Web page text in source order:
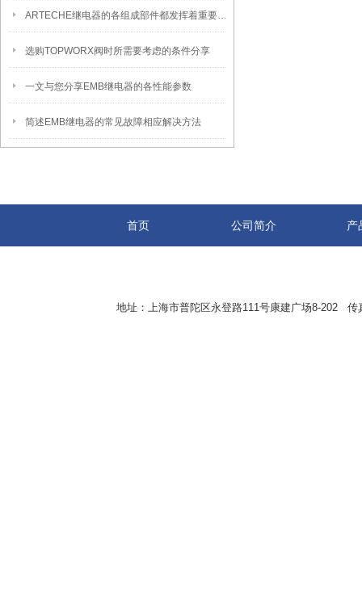
ARTECHE继电器的各组成部件都发挥着重要作用
选购TOPWORX阀时所需要考虑的条件分享
一文与您分享EMB继电器的各性能参数
简述EMB继电器的常见故障相应解决方法
首页 公司简介 产
地址：上海市普陀区永登路111号康建广场8-202